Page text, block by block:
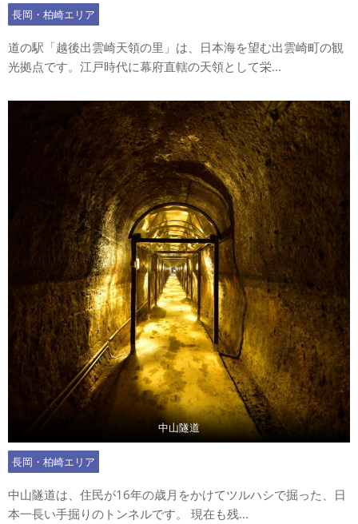
長岡・柏崎エリア
道の駅「越後出雲崎天領の里」は、日本海を望む出雲崎町の観
光拠点です。江戸時代に幕府直轄の天領として栄...
中山隧道
長岡・柏崎エリア
中山隧道は、住民が16年の歳月をかけてツルハシで掘った、日
本一長い手掘りのトンネルです。 現在も残...